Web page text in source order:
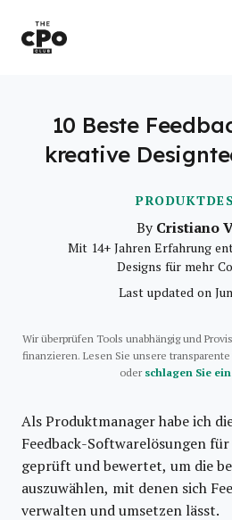
10 Beste
kreative
ByCristiano
Mit 14+ Jahren Erfahrung
Designs für mehr
Last updated on
Wir überprüfen Tools unabhängig und
finanzieren. Lesen Sie unsere transparente
oderschlagen Sie
Als Produktmanager habe ich
Feedback-Softwarelösungen
geprüft und bewertet, um die
auszuwählen, mit denen sich
verwalten und umsetzen lässt.